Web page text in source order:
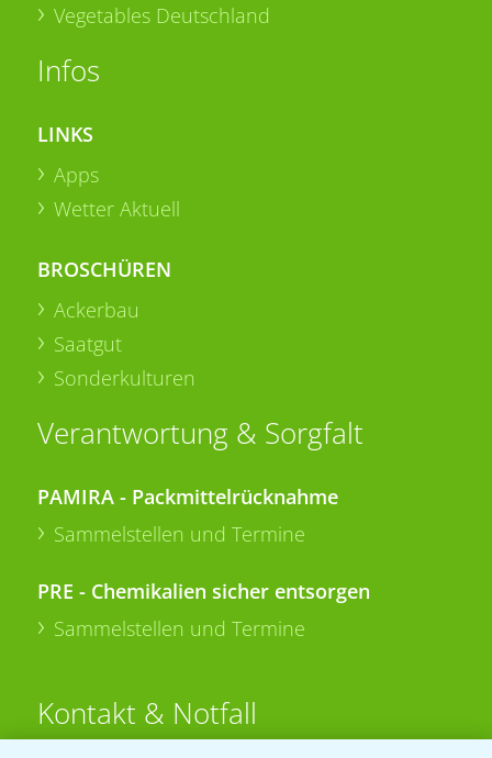
Vegetables Deutschland
Infos
LINKS
Apps
Wetter Aktuell
BROSCHÜREN
Ackerbau
Saatgut
Sonderkulturen
Verantwortung & Sorgfalt
PAMIRA - Packmittelrücknahme
Sammelstellen und Termine
PRE - Chemikalien sicher entsorgen
Sammelstellen und Termine
Kontakt & Notfall